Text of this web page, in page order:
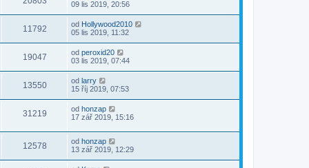
09 lis 2019, 20:56
11792 od Hollywood2010
05 lis 2019, 11:32
19047 od peroxid20
03 lis 2019, 07:44
13550 od larry
15 říj 2019, 07:53
31219 od honzap
17 zář 2019, 15:16
12578 od honzap
13 zář 2019, 12:29